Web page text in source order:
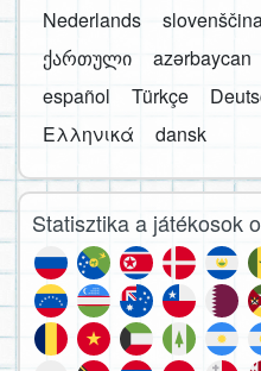
Nederlands
ქართული
azərbaycan
español
Türkçe
Ελληνικά
dansk
Statisztika a játékosok